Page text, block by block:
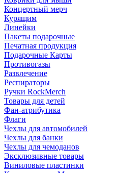
Концертный мерч
Курящим
Линейки
Пакеты подарочные
Печатная продукция
Подарочные Карты
Противогазы
Развлечение
Респираторы
Ручки RockMerch
Товары для детей
Фан-атрибутика
Флаги
Чехлы для автомобилей
Чехлы для банки
Чехлы для чемоданов
Эксклюзивные товары
Виниловые пластинки